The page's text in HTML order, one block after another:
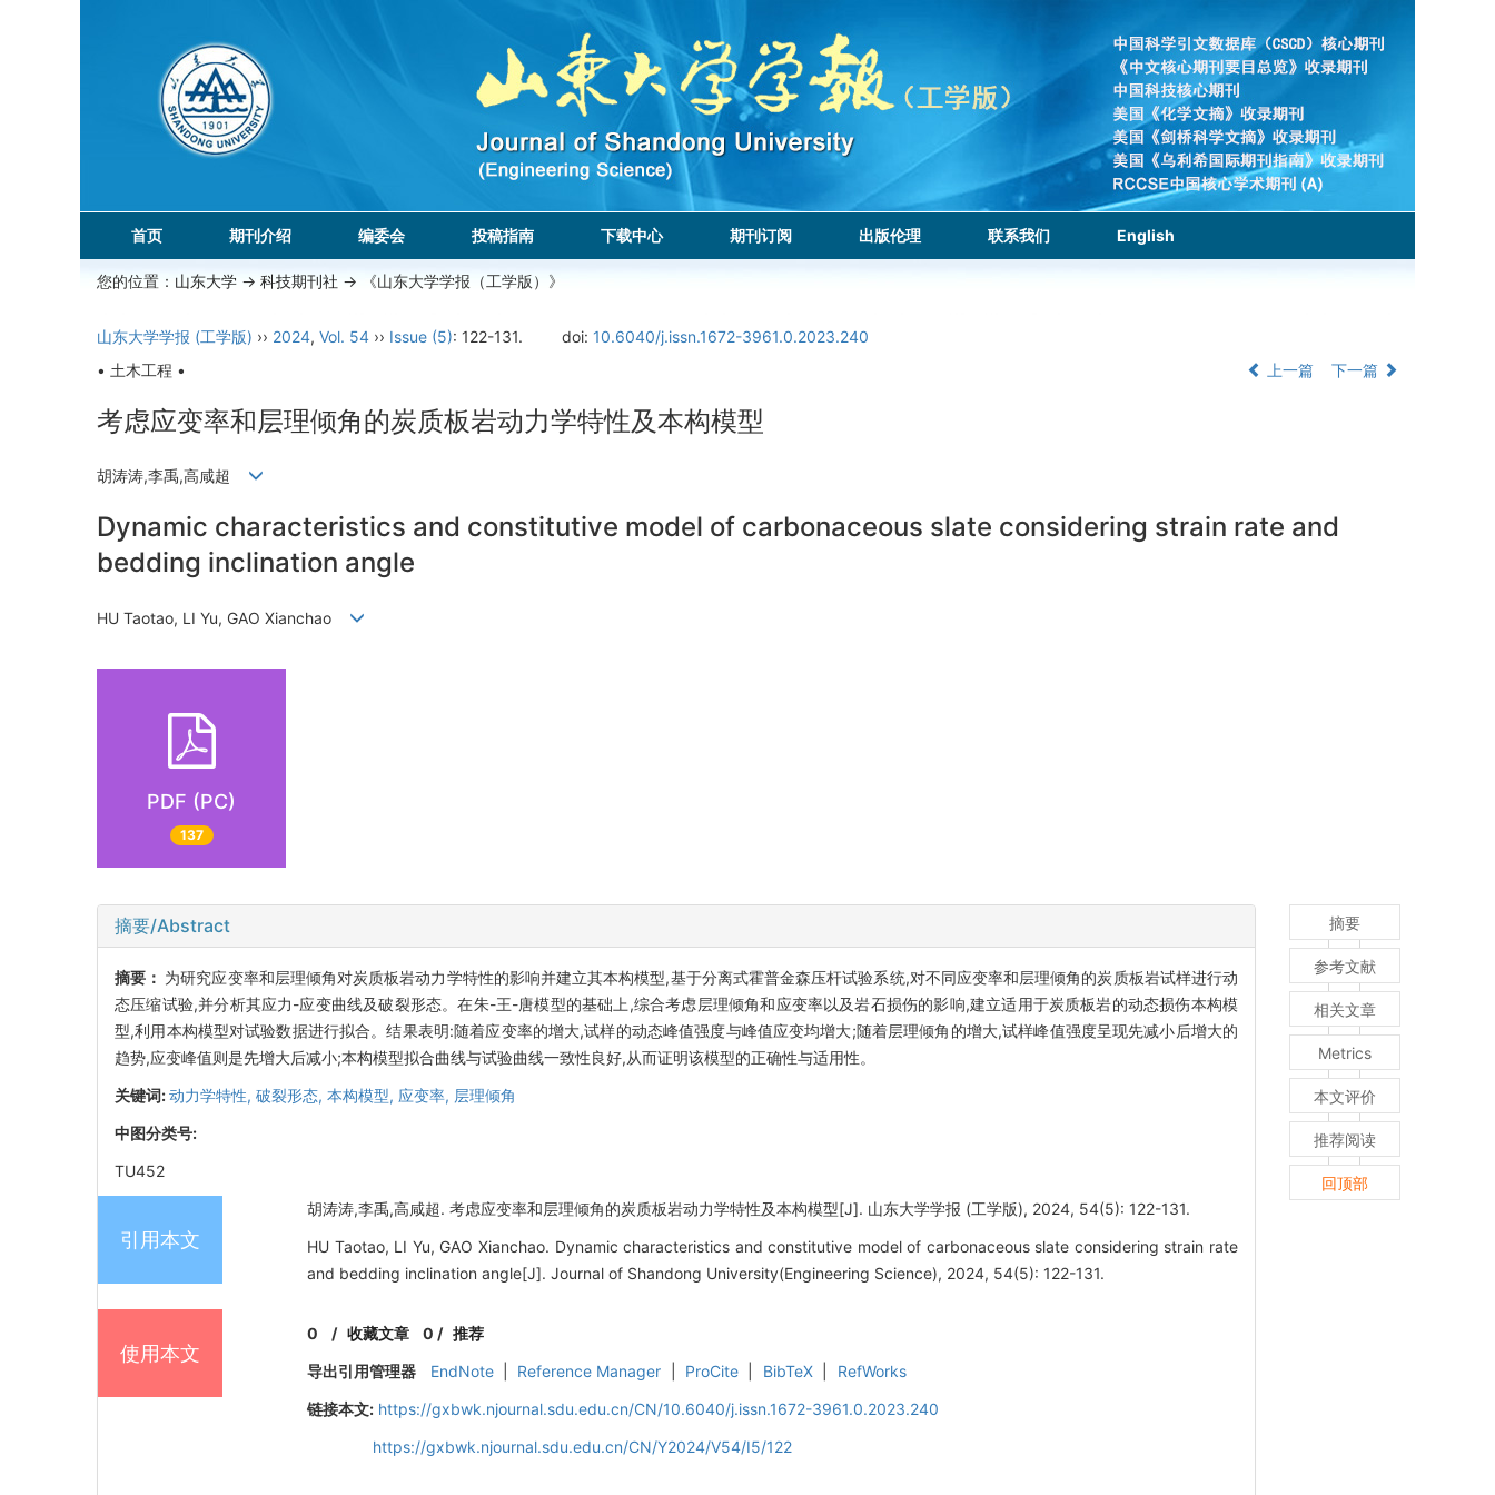
首页 期刊介绍 编委会 投稿指南 下载中心 期刊订阅 出版伦理 联系我们 English
您的位置： 山东大学 -> 科技期刊社 -> 《山东大学学报（工学版）》
山东大学学报 (工学版) ›› 2024, Vol. 54 ›› Issue (5): 122-131. doi: 10.6040/j.issn.1672-3961.0.2023.240
• 土木工程 •
上一篇 下一篇
考虑应变率和层理倾角的炭质板岩动力学特性及本构模型
胡涛涛,李禹,高咸超
Dynamic characteristics and constitutive model of carbonaceous slate considering strain rate and
bedding inclination angle
HU Taotao, LI Yu, GAO Xianchao
PDF (PC)
137
摘要/Abstract
摘要： 为研究应变率和层理倾角对炭质板岩动力学特性的影响并建立其本构模型,基于分离式霍普金森压杆试验系统,对不同应变率和层理倾角的炭质板岩试样进行动
态压缩试验,并分析其应力-应变曲线及破裂形态。在朱-王-唐模型的基础上,综合考虑层理倾角和应变率以及岩石损伤的影响,建立适用于炭质板岩的动态损伤本构模
型,利用本构模型对试验数据进行拟合。结果表明:随着应变率的增大,试样的动态峰值强度与峰值应变均增大;随着层理倾角的增大,试样峰值强度呈现先减小后增大的
趋势,应变峰值则是先增大后减小;本构模型拟合曲线与试验曲线一致性良好,从而证明该模型的正确性与适用性。
关键词:动力学特性, 破裂形态, 本构模型, 应变率, 层理倾角
中图分类号:
TU452
引用本文
胡涛涛,李禹,高咸超. 考虑应变率和层理倾角的炭质板岩动力学特性及本构模型[J]. 山东大学学报 (工学版), 2024, 54(5): 122-131.
HU Taotao, LI Yu, GAO Xianchao. Dynamic characteristics and constitutive model of carbonaceous slate considering strain rate
and bedding inclination angle[J]. Journal of Shandong University(Engineering Science), 2024, 54(5): 122-131.
使用本文
0 /收藏文章 0 / 推荐
导出引用管理器
EndNote Reference Manager ProCite BibTeX
RefWorks
链接本文: https://gxbwk.njournal.sdu.edu.cn/CN/10.6040/j.issn.1672-3961.0.2023.240
https://gxbwk.njournal.sdu.edu.cn/CN/Y2024/V54/I5/122
摘要
参考文献
相关文章
Metrics
本文评价
推荐阅读
回顶部